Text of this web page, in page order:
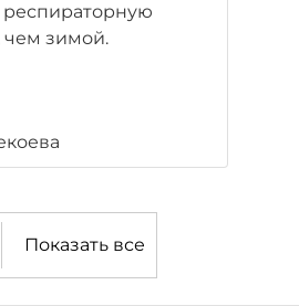
зимой.
Показать все